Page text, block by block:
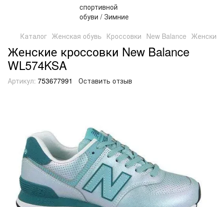
Каталог Женская обувь Кроссовки New Balance
Женские кроссовки New Balance
WL574KSA
Артикул: 753677991 Оставить отзыв